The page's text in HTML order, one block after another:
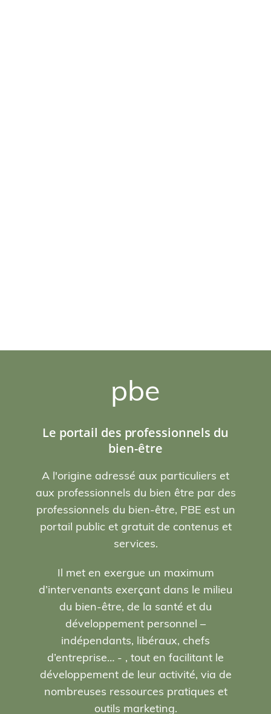
pbe
Le portail des professionnels du
bien-être
A l'origine adressé aux particuliers et
aux professionnels du bien être par des
professionnels du bien-être, PBE est un
portail public et gratuit de contenus et
services.
Il met en exergue un maximum
d’intervenants exerçant dans le milieu
du bien-être, de la santé et du
développement personnel –
indépendants, libéraux, chefs
d’entreprise… - , tout en facilitant le
développement de leur activité, via de
nombreuses ressources pratiques et
outils marketing.